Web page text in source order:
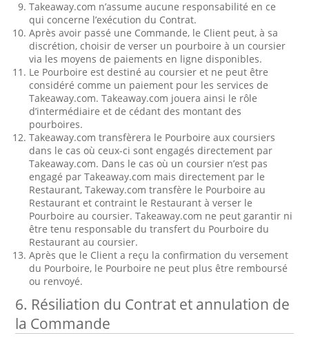
Takeaway.com n’assume aucune responsabilité en ce
qui concerne l’exécution du Contrat.
Après avoir passé une Commande, le Client peut, à sa
discrétion, choisir de verser un pourboire à un coursier
via les moyens de paiements en ligne disponibles.
Le Pourboire est destiné au coursier et ne peut être
considéré comme un paiement pour les services de
Takeaway.com. Takeaway.com jouera ainsi le rôle
d’intermédiaire et de cédant des montant des
pourboires.
Takeaway.com transfèrera le Pourboire aux coursiers
dans le cas où ceux-ci sont engagés directement par
Takeaway.com. Dans le cas où un coursier n’est pas
engagé par Takeaway.com mais directement par le
Restaurant, Takeway.com transfère le Pourboire au
Restaurant et contraint le Restaurant à verser le
Pourboire au coursier. Takeaway.com ne peut garantir ni
être tenu responsable du transfert du Pourboire du
Restaurant au coursier.
Après que le Client a reçu la confirmation du versement
du Pourboire, le Pourboire ne peut plus être remboursé
ou renvoyé.
6. Résiliation du Contrat et annulation de
la Commande